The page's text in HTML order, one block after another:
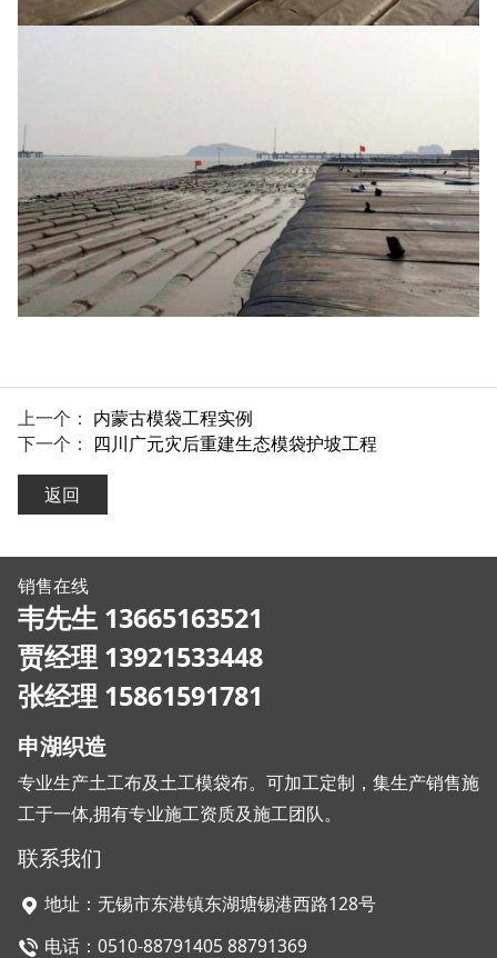
上一个： 内蒙古模袋工程实例
下一个： 四川广元灾后重建生态模袋护坡工程
返回
销售在线
韦先生 13665163521
贾经理 13921533448
张经理 15861591781
申湖织造
专业生产土工布及土工模袋布。可加工定制，集生产销售施
工于一体,拥有专业施工资质及施工团队。
联系我们
地址：无锡市东港镇东湖塘锡港西路128号
电话：0510-88791405 88791369